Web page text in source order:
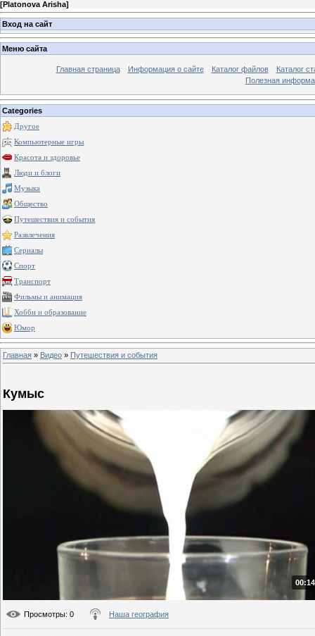
[Platonova Arisha]
Вход на сайт
Меню сайта
Главная страница Информация о сайте Каталог файлов
Каталог
Полезная
Categories
Другое
Компьютерные игры
Красота и здоровье
Люди и блоги
Музыка
Общество
Путешествия и события
Развлечения
Сериалы
Спорт
Транспорт
Фильмы и анимация
Хобби и образование
Юмор
Главная » Видео » Путешествия и события
Кумыс
Просмотры: 0 Наша география